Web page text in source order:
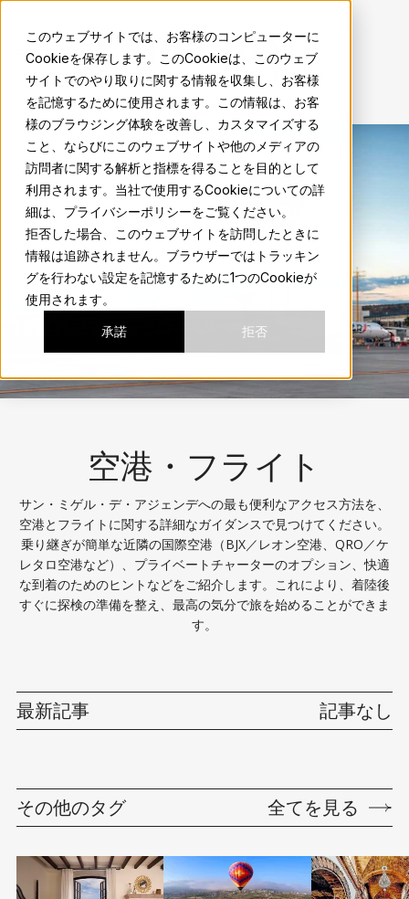
このウェブサイトでは、お客様のコンピューターに
Cookieを保存します。このCookieは、このウェブ
サイトでのやり取りに関する情報を収集し、お客様
を記憶するために使用されます。この情報は、お客
様のブラウジング体験を改善し、カスタマイズする
こと、ならびにこのウェブサイトや他のメディアの
訪問者に関する解析と指標を得ることを目的として
利用されます。当社で使用するCookieについての詳
細は、プライバシーポリシーをご覧ください。
拒否した場合、このウェブサイトを訪問したときに
情報は追跡されません。ブラウザーではトラッキン
グを行わない設定を記憶するために1つのCookieが
使用されます。
承諾 拒否
sma.mx
地元の人のようにサンミゲルの魅力を体験しよう。
空港・フライト
サン・ミゲル・デ・アジェンデへの最も便利なアクセス方法を、
空港とフライトに関する詳細なガイダンスで見つけてください。
乗り継ぎが簡単な近隣の国際空港（BJX／レオン空港、QRO／ケ
レタロ空港など）、プライベートチャーターのオプション、快適
な到着のためのヒントなどをご紹介します。これにより、着陸後
すぐに探検の準備を整え、最高の気分で旅を始めることができま
す。
最新記事 記事なし
その他のタグ 全てを見る